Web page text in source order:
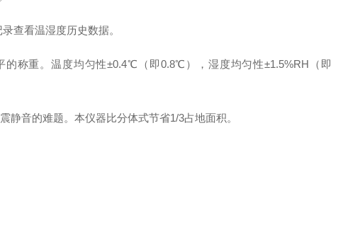
查看温湿度历史数据。
称重。温度均匀性±0.4℃（即0.8℃），湿度均匀性±1.5%RH（即
音的难题。本仪器比分体式节省1/3占地面积。